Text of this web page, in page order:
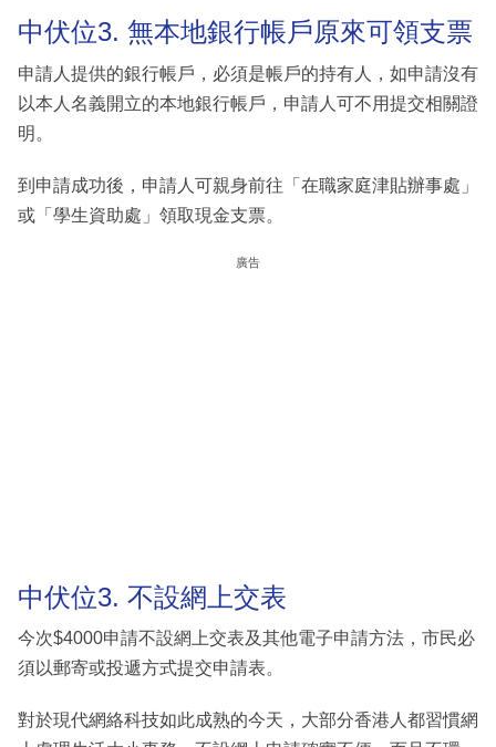
中伏位3. 無本地銀行帳戶原來可領支票
申請人提供的銀行帳戶，必須是帳戶的持有人，如申請沒有
以本人名義開立的本地銀行帳戶，申請人可不用提交相關證
明。
到申請成功後，申請人可親身前往「在職家庭津貼辦事處」
或「學生資助處」領取現金支票。
廣告
中伏位3. 不設網上交表
今次$4000申請不設網上交表及其他電子申請方法，市民必
須以郵寄或投遞方式提交申請表。
對於現代網絡科技如此成熟的今天，大部分香港人都習慣網